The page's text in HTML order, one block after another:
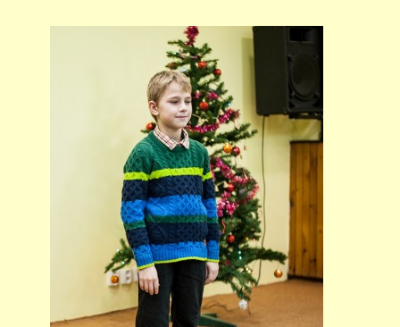
ZUŠ Pohořelice
Školní 462
Pohořelice
691 23
© 2026 eStránky.cz |Tisk|